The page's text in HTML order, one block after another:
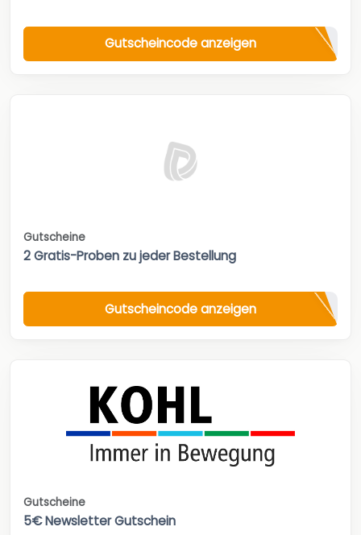
Gutscheincode anzeigen
Gutscheine
2 Gratis-Proben zu jeder Bestellung
Gutscheincode anzeigen
Gutscheine
5€ Newsletter Gutschein